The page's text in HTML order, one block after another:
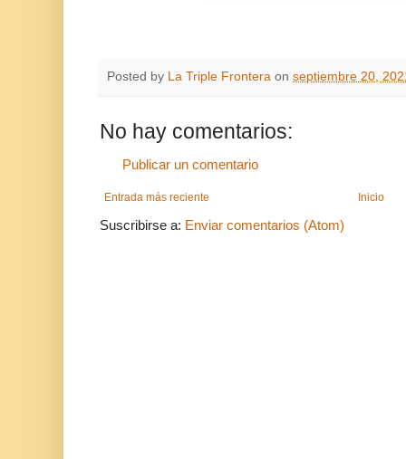
Posted by La Triple Frontera on septiembre 20,
No hay comentarios:
Publicar un comentario
Entrada más reciente Inicio
Suscribirse a: Enviar comentarios (Atom)